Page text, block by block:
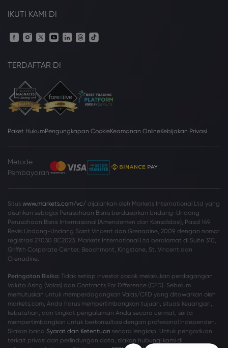
IKUTI KAMI DI
TERDAFTAR DI
Paket HukumPengungkapan CookieKeamanan OnlineKebijakan Privasi
Metode
Pembayaran
Situs www.markets.com/vc/ dijalankan oleh Markets International Ltd yang
disahkan sebagai Perusahaan Bisnis berdasarkan Undang-Undang
Perusahaan Bisnis Internasional (Amendemen dan Konsolidasi), Pasal 149
Revisi Undang-Undang Saint Vincent dan Grenadine, 2009, dengan nomor
registrasi 27030 BC2023. Markets International Ltd beralamat di Suite 310,
Griffith Corporate Center, Beachmont, Kingstone, St. Vincent dan
Grenadine.
Peringatan Risiko: Tidak setiap investor cocok melakukan perdagangan
Valuta Asing (Valas) dan Contracts For Difference (CFD). Sebelum
memutuskan untuk memperdagangkan Valas/CFD yang ditawarkan oleh
markets.com, Anda harus mempertimbangkan tujuan, situasi keuangan,
kebutuhan, dan tingkat pengalaman Anda secara cermat, serta
mempertimbangkan untuk berkonsultasi dengan profesional independen.
Silakan baca Syarat dan Ketentuan secara lengkap. Untuk pengaduan
terkait privasi dan perlindungan data, silakan hubungi kami di